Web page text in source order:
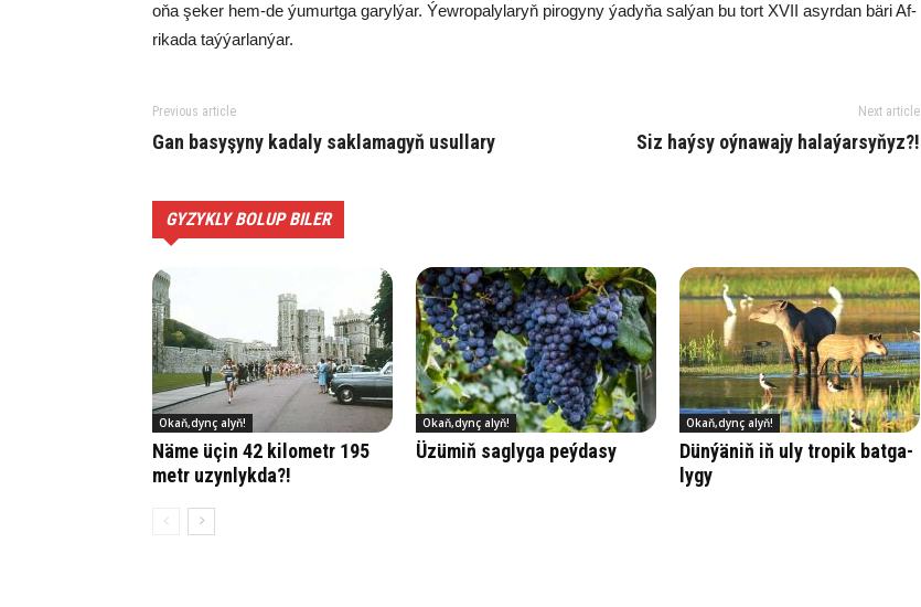
oňa şe­ker hem-de ýu­murt­ga ga­ryl­ýar. Ýewropalylaryň pi­ro­gy­ny ýa­dy­ňa sal­ýan bu tort XVII asyr­dan bä­ri Af­
ri­ka­da taý­ýar­la­n­ýar.
Previous article
Gan ba­sy­şy­ny ka­da­ly sak­la­ma­gyň usul­la­ry
Next article
Siz haý­sy oý­na­wa­jy ha­la­ýar­sy­ňyz?!
GYZYKLY BOLUP BILER
Okaň,dynç alyň!
Nä­me üçin 42 ki­lo­metr 195
metr uzyn­lyk­da?!
Okaň,dynç alyň!
Üzü­miň sag­ly­ga peý­da­sy
Okaň,dynç alyň!
Dün­ýä­niň iň uly tro­pik bat­ga­
ly­gy